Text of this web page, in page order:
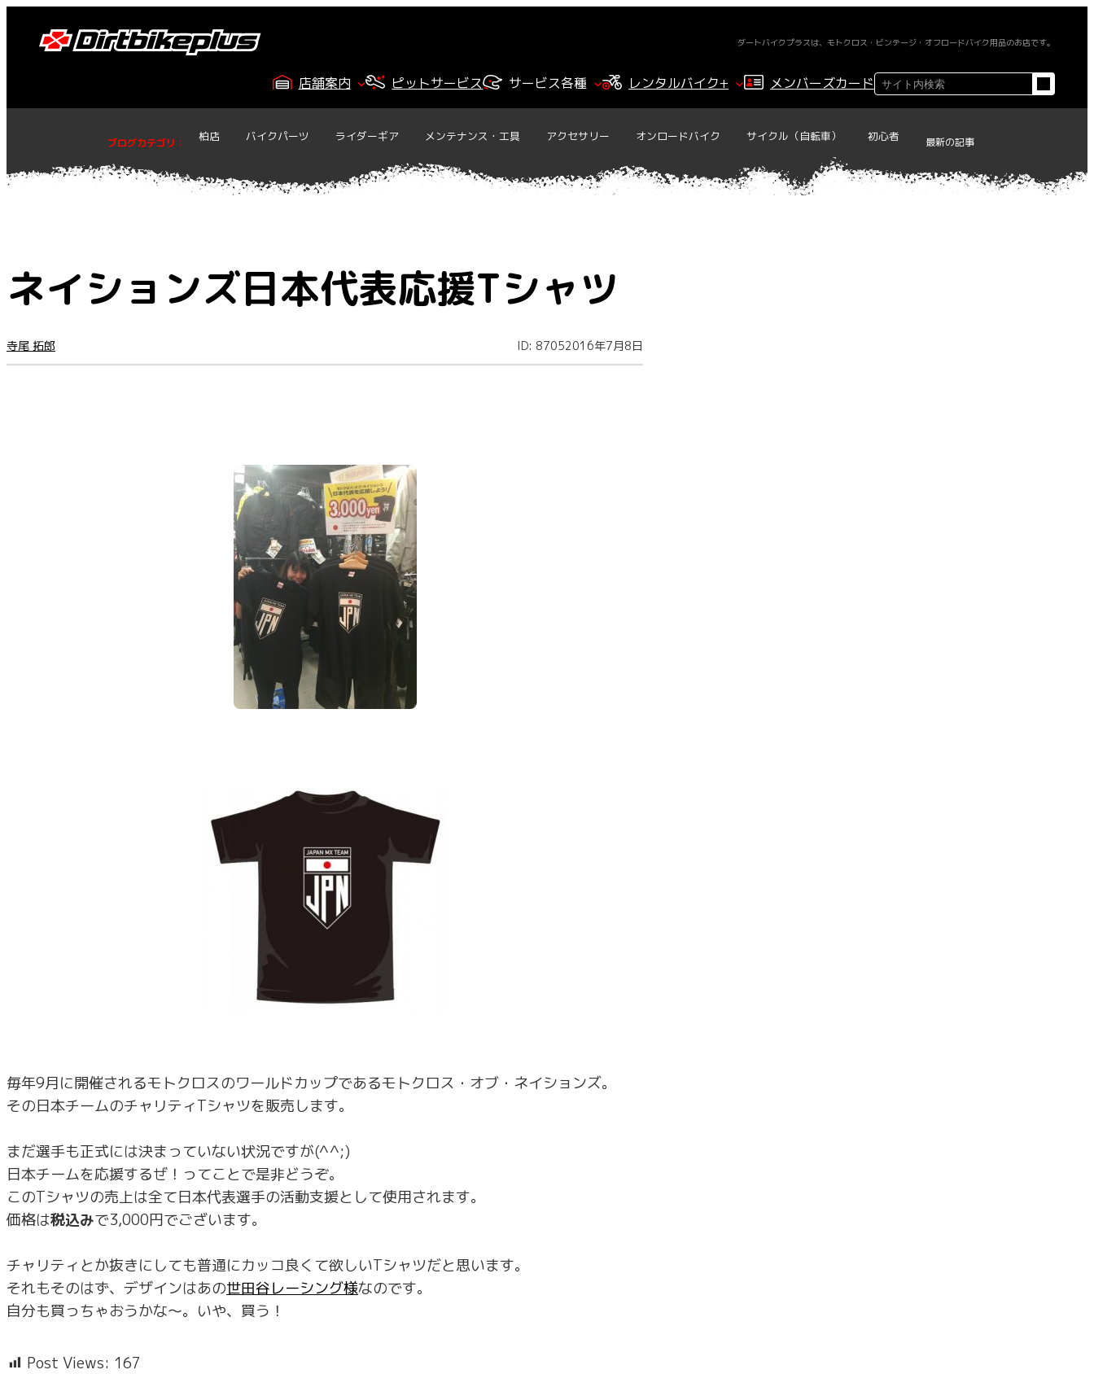
ッ
ダートバイクプラスは、モトクロス・ビンテージ・オフロードバイク用品のお店です。
店舗案内 ピットサービス サービス各種 レンタルバイク+ メンバーズカード検
索
ブログカテゴリ ： 柏店 バイクパーツ ライダーギア メンテナンス・工具 アクセサリー オンロードバイク サイクル（自転車） 初心者 最新の記事
ネイションズ日本代表応援Tシャツ
寺尾 拓郎 ID: 87052016年7月8日
毎年9月に開催されるモトクロスのワールドカップであるモトクロス・オブ・ネイションズ。
その日本チームのチャリティTシャツを販売します。
まだ選手も正式には決まっていない状況ですが(^^;)
日本チームを応援するぜ！ってことで是非どうぞ。
このTシャツの売上は全て日本代表選手の活動支援として使用されます。
価格は税込みで3,000円でございます。
チャリティとか抜きにしても普通にカッコ良くて欲しいTシャツだと思います。
それもそのはず、デザインはあの世田谷レーシング様なのです。
自分も買っちゃおうかな～。いや、買う！
Post Views: 167